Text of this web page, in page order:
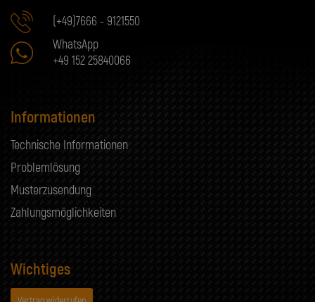
(+49)7666 - 9121550
WhatsApp
+49 152 25840066
Informationen
Technische Informationen
Problemlösung
Musterzusendung
Zahlungsmöglichkeiten
Wichtiges